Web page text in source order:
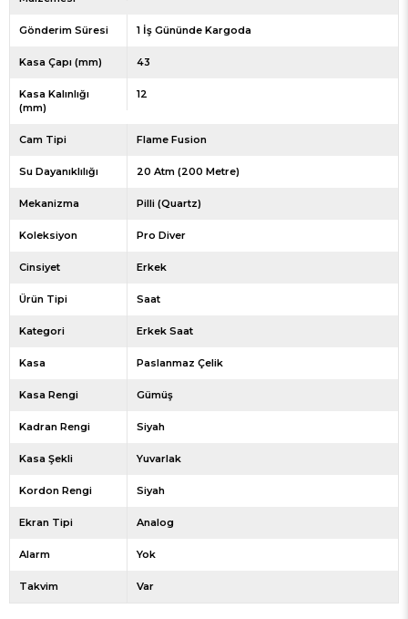
Gönderim Süresi 1 İş Gününde Kargoda
Kasa Çapı (mm) 43
Kasa Kalınlığı
(mm)
12
Cam Tipi Flame Fusion
Su Dayanıklılığı 20 Atm (200 Metre)
Mekanizma Pilli (Quartz)
Koleksiyon Pro Diver
Cinsiyet Erkek
Ürün Tipi Saat
Kategori Erkek Saat
Kasa Paslanmaz Çelik
Kasa Rengi Gümüş
Kadran Rengi Siyah
Kasa Şekli Yuvarlak
Kordon Rengi Siyah
Ekran Tipi Analog
Alarm Yok
Takvim Var